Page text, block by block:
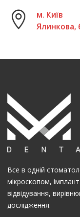
м. Київ
Ялинкова,
Все в одній
мікроскопом,
відвідування,
дослідження.